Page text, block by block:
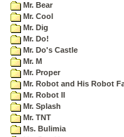
Mr. Bear
Mr. Cool
Mr. Dig
Mr. Do!
Mr. Do's Castle
Mr. M
Mr. Proper
Mr. Robot and His Robot
Mr. Robot II
Mr. Splash
Mr. TNT
Ms. Bulimia